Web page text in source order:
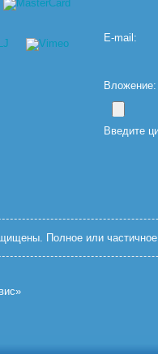
E-mail:
Введите
Полное или частичное